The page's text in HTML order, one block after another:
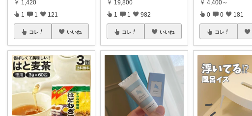
￥ 1,420
1 1 121
コレ いいね
￥ 19,800
1 1 982
コレ いいね
￥ 4,400～
0 0 181
コレ